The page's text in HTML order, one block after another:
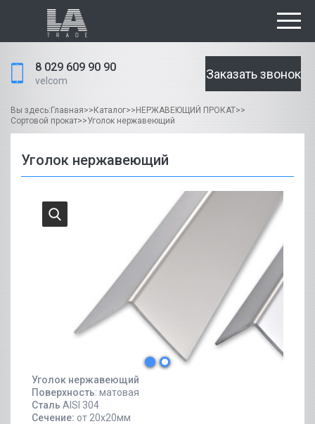
8 029 609 90 90
velcom Заказать звонок
Вы здесь: Главная>> Каталог>> НЕРЖАВЕЮЩИЙ ПРОКАТ>>
Сортовой прокат>>Уголок нержавеющий
Уголок нержавеющий
Уголок нержавеющий
Поверхность: матовая
Сталь AISI 304
Сечение: от 20х20мм